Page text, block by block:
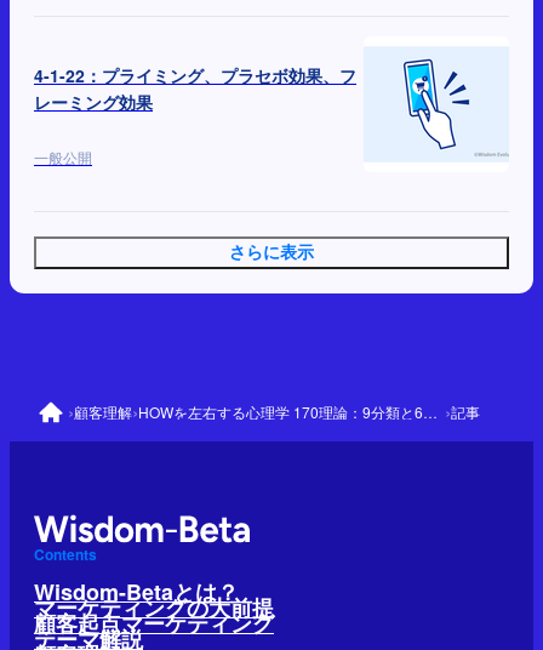
4-1-22：プライミング、プラセボ効果、フ
レーミング効果
一般公開
さらに表示
›顧客理解› HOWを左右する心理学 170理論：9分類と64の優先理論 ›記事
Contents
Wisdom-Betaとは？
マーケティングの大前提
顧客起点マーケティング
テーマ解説